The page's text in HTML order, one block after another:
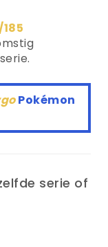
serie.
Pokémon
serie of